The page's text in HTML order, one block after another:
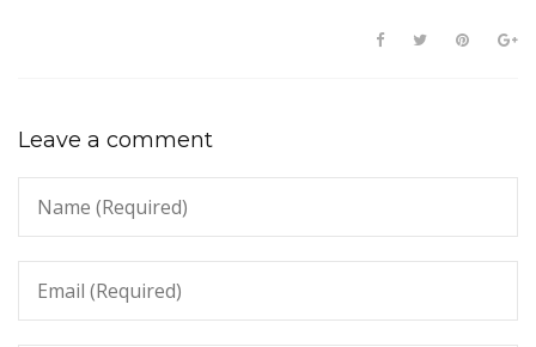
Leave a comment